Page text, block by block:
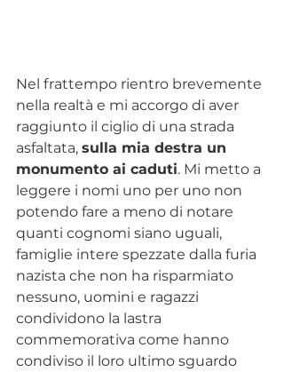
Nel frattempo rientro brevemente
nella realtà e mi accorgo di aver
raggiunto il ciglio di una strada
asfaltata, sulla mia destra un
monumento ai caduti. Mi metto a
leggere i nomi uno per uno non
potendo fare a meno di notare
quanti cognomi siano uguali,
famiglie intere spezzate dalla furia
nazista che non ha risparmiato
nessuno, uomini e ragazzi
condividono la lastra
commemorativa come hanno
condiviso il loro ultimo sguardo